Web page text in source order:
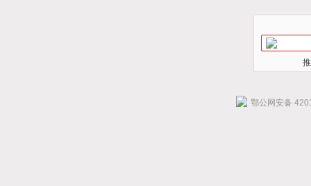
鄂公网安备